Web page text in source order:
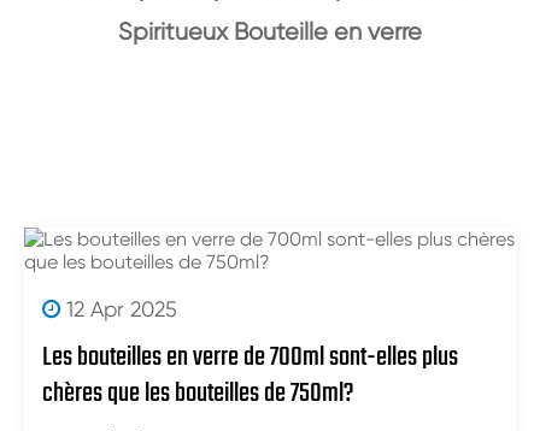
Spiritueux Bouteille en verre
12 Apr 2025
Les bouteilles en verre de 700ml sont-elles plus
chères que les bouteilles de 750ml?